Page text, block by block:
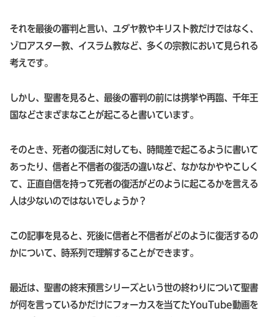
それを最後の審判と言い、ユダヤ教やキリスト教だけではなく、
ゾロアスター教、イスラム教など、多くの宗教において見られる
考えです。
しかし、聖書を見ると、最後の審判の前には携挙や再臨、千年王
国などさまざまなことが起こると書いています。
そのとき、死者の復活に対しても、時間差で起こるように書いて
あったり、信者と不信者の復活の違いなど、なかなかややこしく
て、正直自信を持って死者の復活がどのように起こるかを言える
人は少ないのではないでしょうか？
この記事を見ると、死後に信者と不信者がどのように復活するの
かについて、時系列で理解することができます。
最近は、聖書の終末預言シリーズという世の終わりについて聖書
が何を言っているかだけにフォーカスを当てたYouTube動画を